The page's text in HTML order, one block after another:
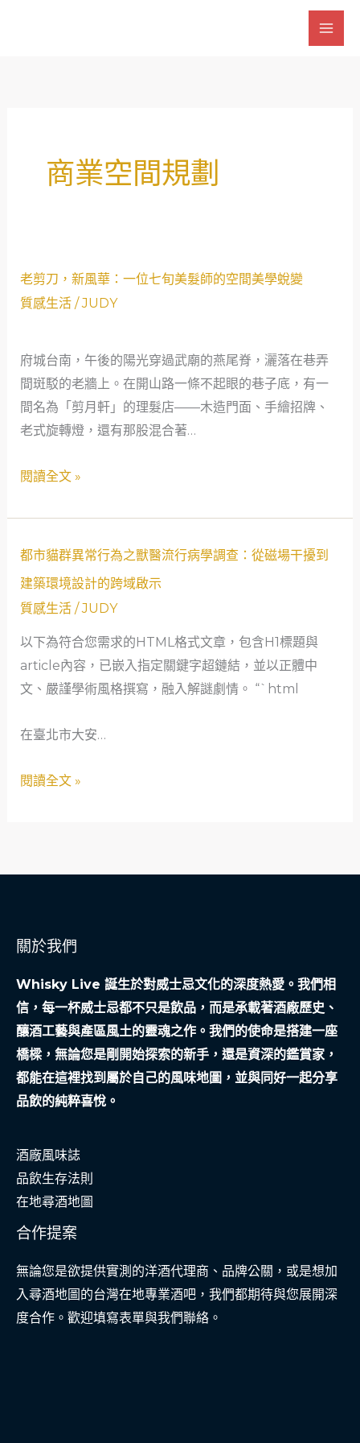
商業空間規劃
老剪刀，新風華：一位七旬美髮師的空間美學蛻變
質感生活/JUDY
府城台南，午後的陽光穿過武廟的燕尾脊，灑落在巷弄
間斑駁的老牆上。在開山路一條不起眼的巷子底，有一
間名為「剪月軒」的理髮店——木造門面、手繪招牌、
老式旋轉燈，還有那股混合著…
老
剪
風
華：
一
位
旬
師
的
空
美
學
蛻
閱讀全文 »
都市貓群異常行為之獸醫流行病學調查：從磁場干擾到
建築環境設計的跨域啟示
質感生活/JUDY
以下為符合您需求的HTML格式文章，包含H1標題與
article內容，已嵌入指定關鍵字超鏈結，並以正體中
文、嚴謹學術風格撰寫，融入解謎劇情。 “`html
在臺北市大安…
都
群
異
常
行
之
醫
學
從
場
干
擾
到
建
築
境
設
計
的
域
啟
示
閱讀全文 »
關於我們
Whisky Live 誕生於對威士忌文化的深度熱愛。我們相
信，每一杯威士忌都不只是飲品，而是承載著酒廠歷史、
釀酒工藝與產區風土的靈魂之作。我們的使命是搭建一座
橋樑，無論您是剛開始探索的新手，還是資深的鑑賞家，
都能在這裡找到屬於自己的風味地圖，並與同好一起分享
品飲的純粹喜悅。
酒廠風味誌
品飲生存法則
在地尋酒地圖
合作提案
無論您是欲提供實測的洋酒代理商、品牌公關，或是想加
入尋酒地圖的台灣在地專業酒吧，我們都期待與您展開深
度合作。歡迎填寫表單與我們聯絡。